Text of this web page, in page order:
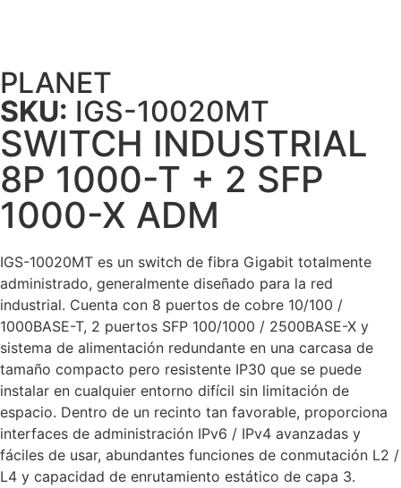
PLANET
SKU: IGS-10020MT
SWITCH INDUSTRIAL
8P 1000-T + 2 SFP
1000-X ADM
IGS-10020MT es un switch de fibra Gigabit totalmente
administrado, generalmente diseñado para la red
industrial. Cuenta con 8 puertos de cobre 10/100 /
1000BASE-T, 2 puertos SFP 100/1000 / 2500BASE-X y
sistema de alimentación redundante en una carcasa de
tamaño compacto pero resistente IP30 que se puede
instalar en cualquier entorno difícil sin limitación de
espacio. Dentro de un recinto tan favorable, proporciona
interfaces de administración IPv6 / IPv4 avanzadas y
fáciles de usar, abundantes funciones de conmutación L2 /
L4 y capacidad de enrutamiento estático de capa 3.